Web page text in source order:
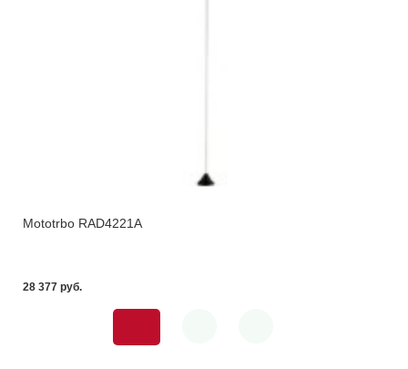
Mototrbo RAD4221A
28 377 pуб.